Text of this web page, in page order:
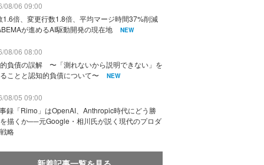
08/06 09:00
1.6倍、変更行数1.8倍、平均マージ時間37%削減
が進めるAI駆動開発の現在地
NEW
08/06 08:00
負債の誤解 〜「測れないから説明できない」を
ことと認知的負債について〜
NEW
08/05 09:00
録「Rimo」はOpenAI、Anthropic時代にどう勝
描くか──元Google・相川氏が説く現代のプロダ
略